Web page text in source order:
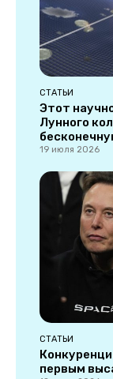
СТАТЬИ
Этот
Лунного
19 июля 2026
СТАТЬИ
первым